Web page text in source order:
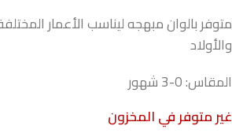
متوفر بالوان مبهجه ليناسب الأعمار
والأولاد
المقاس: 0-3 شهور
غير متوفر في المخزون